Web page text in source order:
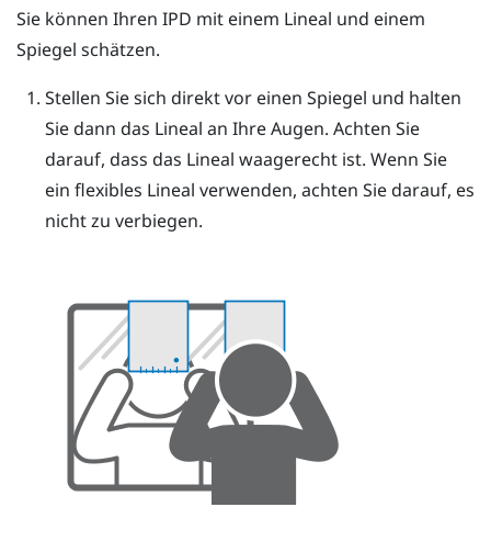
Sie können Ihren IPD mit einem Lineal und einem
Spiegel schätzen.
Stellen Sie sich direkt vor einen Spiegel und halten
Sie dann das Lineal an Ihre Augen. Achten Sie
darauf, dass das Lineal waagerecht ist. Wenn Sie
ein flexibles Lineal verwenden, achten Sie darauf, es
nicht zu verbiegen.